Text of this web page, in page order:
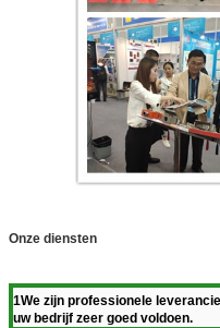
Onze diensten
1We zijn professionele
uw bedrijf zeer goed voldoen.